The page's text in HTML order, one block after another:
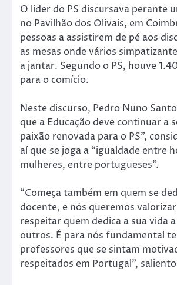
O líder do PS discursava perante
no Pavilhão dos Olivais, em
pessoas a assistirem de pé aos
as mesas onde vários
a jantar. Segundo o PS, houve
para o comício.
Neste discurso, Pedro Nuno
que a Educação deve continuar a
paixão renovada para o PS”,
aí que se joga a “igualdade entre
mulheres, entre portugueses”.
“Começa também em quem se
docente, e nós queremos
respeitar quem dedica a sua vida
outros. É para nós fundamental
professores que se sintam
respeitados em Portugal”,